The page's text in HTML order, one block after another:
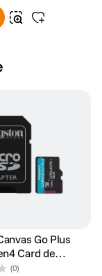
Go Plus
Card de
256GB
(0)